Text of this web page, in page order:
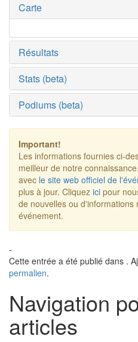
Carte
Résultats
Stats (beta)
Podiums (beta)
Important!
Les informations fournies ci-
meilleur de notre
avec le site web officiel de
plus à jour. Cliquez ici pour
de nouvelles ou
événement.
-
Cette entrée a été publié dans .
permalien.
Navigation
articles